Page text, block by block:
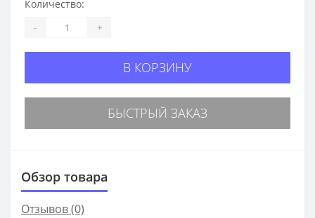
Количество:
- +
В КОРЗИНУ
БЫСТРЫЙ ЗАКАЗ
Обзор товара
Отзывов (0)